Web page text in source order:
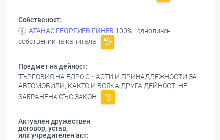
Собственост:
АТАНАС ГЕОРГИЕВ ГИНЕВ 100% - едноличен
собственик на капитала
Предмет на дейност:
ТЪРГОВИЯ НА ЕДРО С ЧАСТИ И ПРИНАДЛЕЖНОСТИ ЗА
АВТОМОБИЛИ, КАКТО И ВСЯКА ДРУГА ДЕЙНОСТ, НЕ
ЗАБРАНЕНА СЪС ЗАКОН.
Актуален дружествен
договор, устав,
или учредителен акт: